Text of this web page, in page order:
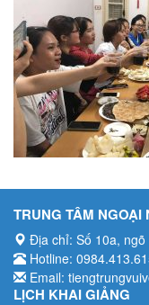
TRUNG TÂM NGOẠI
Địa chỉ: Số 10a, ngõ
Hotline:
Email:
LỊCH KHAI GIẢNG